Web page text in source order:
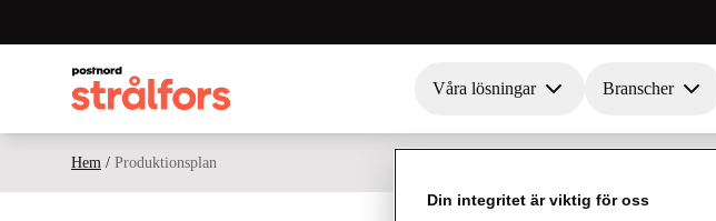
Våra lösningar Branscher
Hem / Produktionsplan
Din integritet är viktig för oss